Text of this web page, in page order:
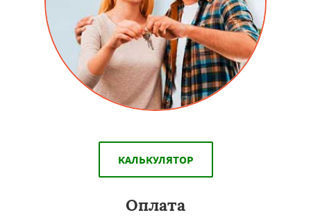
КАЛЬКУЛЯТОР
Оплата